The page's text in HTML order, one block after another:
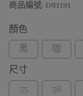
商品編號: DS1191
顏色
黑
咖
尺寸
35
36